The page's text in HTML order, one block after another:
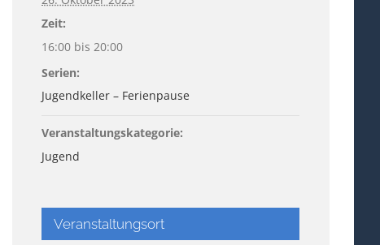
Zeit:
16:00 bis 20:00
Serien:
Jugendkeller – Ferienpause
Veranstaltungskategorie:
Jugend
Veranstaltungsort